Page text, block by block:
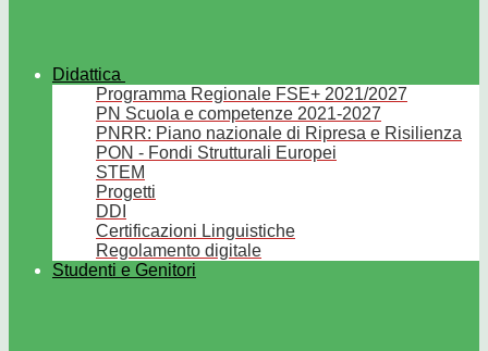
Didattica
Programma Regionale FSE+ 2021/2027
PN Scuola e competenze 2021-2027
PNRR: Piano nazionale di Ripresa e Risilienza
PON - Fondi Strutturali Europei
STEM
Progetti
DDI
Certificazioni Linguistiche
Regolamento digitale
Studenti e Genitori